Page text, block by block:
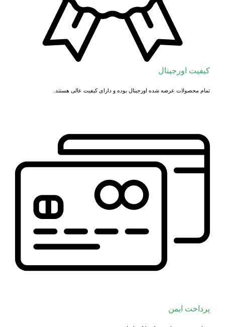
کیفیت اورجینال
تمام محصولات عرضه شده اورجینال بوده و دارای کیفیت عالی هستند.
پرداخت ایمن